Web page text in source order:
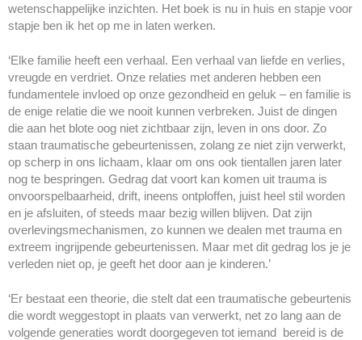
wetenschappelijke inzichten. Het boek is nu in huis en stapje voor
stapje ben ik het op me in laten werken.
‘Elke familie heeft een verhaal. Een verhaal van liefde en verlies,
vreugde en verdriet. Onze relaties met anderen hebben een
fundamentele invloed op onze gezondheid en geluk – en familie is
de enige relatie die we nooit kunnen verbreken. Juist de dingen
die aan het blote oog niet zichtbaar zijn, leven in ons door. Zo
staan traumatische gebeurtenissen, zolang ze niet zijn verwerkt,
op scherp in ons lichaam, klaar om ons ook tientallen jaren later
nog te bespringen. Gedrag dat voort kan komen uit trauma is
onvoorspelbaarheid, drift, ineens ontploffen, juist heel stil worden
en je afsluiten, of steeds maar bezig willen blijven. Dat zijn
overlevingsmechanismen, zo kunnen we dealen met trauma en
extreem ingrijpende gebeurtenissen. Maar met dit gedrag los je je
verleden niet op, je geeft het door aan je kinderen.’
‘Er bestaat een theorie, die stelt dat een traumatische gebeurtenis
die wordt weggestopt in plaats van verwerkt, net zo lang aan de
volgende generaties wordt doorgegeven tot iemand bereid is de